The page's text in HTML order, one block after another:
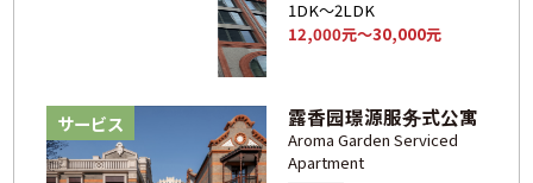
1DK～2LDK
12,000元～30,000元
サービス 露香园璟源服务式公寓
Aroma Garden Serviced
Apartment